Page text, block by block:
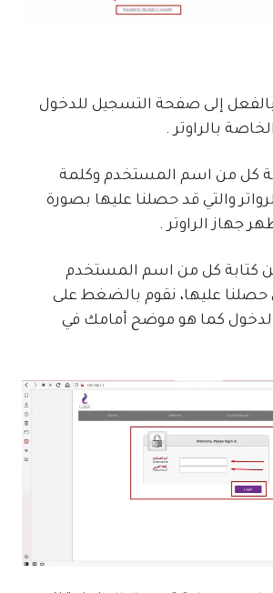
بالفعل إلى صفحة التسجيل للدخول
بالراوتر .
كل من اسم المستخدم وكلمة
والتي قد حصلنا عليها بصورة
جهاز الراوتر .
من كتابة كل من اسم المستخدم
حصلنا عليها، نقوم بالضغط على
كما هو موضح أمامك في